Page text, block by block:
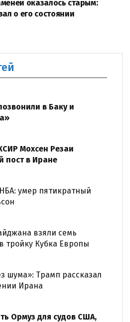
оказалось старым:
о его состоянии
в Баку и
Мохсен Резаи
пост в Иране
умер пятикратный
взяли семь
тройку Кубка Европы
шума»: Трамп рассказал
Ирана
Ормуз для судов США,